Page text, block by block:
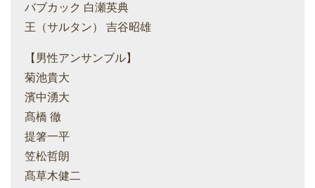
バブカック 白瀬英典
王（サルタン） 吉谷昭雄
【男性アンサンブル】
菊池貴大
濱中湧大
髙橋 徹
提箸一平
笠松哲朗
髙草木健二